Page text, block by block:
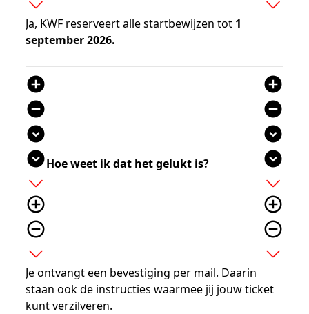
expand_more
expand_more
Ja, KWF reserveert alle startbewijzen tot 1
september 2026.
add_circle
remove_circle
expand_circle_down
expand_circle_down
add
add_circle_outline
remove_circle_outline
expand_more
Hoe weet ik dat het gelukt is?
add_circle
remove_circle
expand_circle_down
expand_circle_down
add
add_circle_outline
remove_circle_outline
expand_more
Je ontvangt een bevestiging per mail. Daarin
staan ook de instructies waarmee jij jouw ticket
kunt verzilveren.